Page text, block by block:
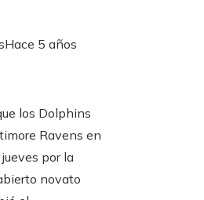
Hace 5 años
los Dolphins
Ravens en
por la
novato